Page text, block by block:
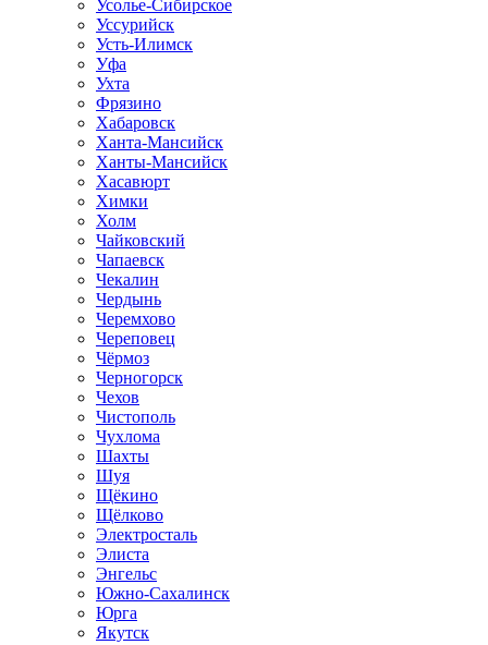
Усолье-Сибирское
Уссурийск
Усть-Илимск
Уфа
Ухта
Фрязино
Хабаровск
Ханта-Мансийск
Ханты-Мансийск
Хасавюрт
Химки
Холм
Чайковский
Чапаевск
Чекалин
Чердынь
Черемхово
Череповец
Чёрмоз
Черногорск
Чехов
Чистополь
Чухлома
Шахты
Шуя
Щёкино
Щёлково
Электросталь
Элиста
Энгельс
Южно-Сахалинск
Юрга
Якутск